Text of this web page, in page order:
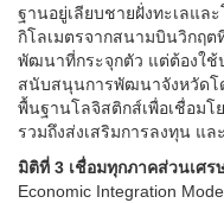
ฐานอยู่เลียบชายฝั่งทะเลแล
กิโลเมตรจากสนามบินวิกฤต
พัฒนาที่กระจุกตัว แต่ต้องใ
สนับสนุนการพัฒนาจังหวัดโ
พื้นฐานโลจิสติกส์เพื่อเชื่อมโ
รวมถึงส่งเสริมการลงทุน แ
มิติที่ 3 เชื่อมทุกภาคส่วนเศร
Economic Integration